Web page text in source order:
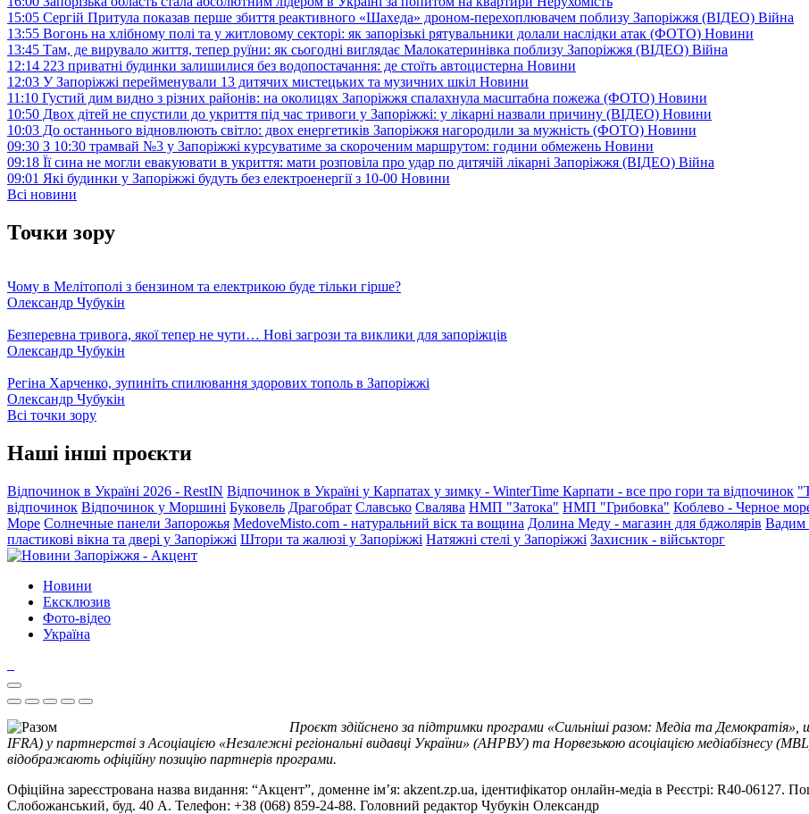
15:05 Сергій Притула показав перше збиття реактивного «Шахеда» дроном-перехоплювачем поблизу Запоріжжя (ВІДЕО) Війна
13:55 Вогонь на хлібному полі та у житловому секторі: як запорізькі рятувальники долали наслідки атак (ФОТО) Новини
13:45 Там, де вирувало життя, тепер руїни: як сьогодні виглядає Малокатеринівка поблизу Запоріжжя (ВІДЕО) Війна
12:14 223 приватні будинки залишилися без водопостачання: де стоїть автоцистерна Новини
12:03 У Запоріжжі перейменували 13 дитячих мистецьких та музичних шкіл Новини
11:10 Густий дим видно з різних районів: на околицях Запоріжжя спалахнула масштабна пожежа (ФОТО) Новини
10:50 Двох дітей не спустили до укриття під час тривоги у Запоріжжі: у лікарні назвали причину (ВІДЕО) Новини
10:03 До останнього відновлюють світло: двох енергетиків Запоріжжя нагородили за мужність (ФОТО) Новини
09:30 З 10:30 трамвай №3 у Запоріжжі курсуватиме за скороченим маршрутом: години обмежень Новини
09:18 Її сина не могли евакуювати в укриття: мати розповіла про удар по дитячій лікарні Запоріжжя (ВІДЕО) Війна
09:01 Які будинки у Запоріжжі будуть без електроенергії з 10-00 Новини
Всі новини
Точки зору
Чому в Мелітополі з бензином та електрикою буде тільки гірше?
Олександр Чубукін
Безперевна тривога, якої тепер не чути… Нові загрози та виклики для запоріжців
Олександр Чубукін
Регіна Харченко, зупиніть спилювання здорових тополь в Запоріжжі
Олександр Чубукін
Всі точки зору
Наші інші проєкти
Відпочинок в Україні 2026 - RestIN Відпочинок в Україні у Карпатах у зимку - WinterTime Карпати - все про гори та відпочинок
відпочинок Відпочинок у Моршині Буковель Драгобрат Славсько Свалява НМП "Затока" НМП "Грибовка" Коблево - Черное
Море Солнечные панели Запорожья MedoveMisto.com - натуральний віск та вощина Долина Меду - магазин для бджолярів Вадим
пластикові вікна та двері у Запоріжжі Штори та жалюзі у Запоріжжі Натяжні стелі у Запоріжжі Захисник - військторг
Новини
Ексклюзив
Фото-відео
Україна
Проєкт здійснено за підтримки програми «Сильніші разом: Медіа та Демократія»,
IFRA) у партнерстві з Асоціацією «Незалежні регіональні видавці України» (АНРВУ) та Норвезькою асоціацією медіабізнесу
відображають офіційну позицію партнерів програми.
Офіційна зареєстрована назва видання: “Акцент”, доменне ім’я: akzent.zp.ua, ідентифікатор онлайн-медіа в Реєстрі: R40-06127.
Слобожанський, буд. 40 А. Телефон: +38 (068) 859-24-88. Головний редактор Чубукін Олександр